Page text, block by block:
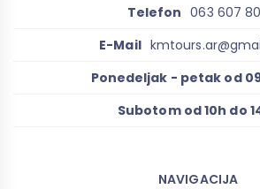
Telefon 063 607
E-Mail
Ponedeljak - petak od
Subotom od 10h do
NAVIGACIJA